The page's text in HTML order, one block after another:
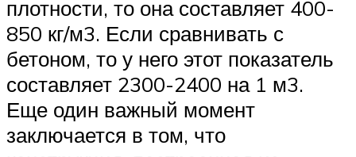
плотности, то она составляет 400-
850 кг/м3. Если сравнивать с
бетоном, то у него этот показатель
составляет 2300-2400 на 1 м3.
Еще один важный момент
заключается в том, что